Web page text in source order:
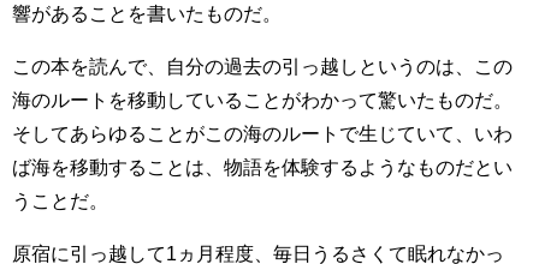
響があることを書いたものだ。
この本を読んで、自分の過去の引っ越しというのは、この
海のルートを移動していることがわかって驚いたものだ。
そしてあらゆることがこの海のルートで生じていて、いわ
ば海を移動することは、物語を体験するようなものだとい
うことだ。
原宿に引っ越して1ヵ月程度、毎日うるさくて眠れなかっ